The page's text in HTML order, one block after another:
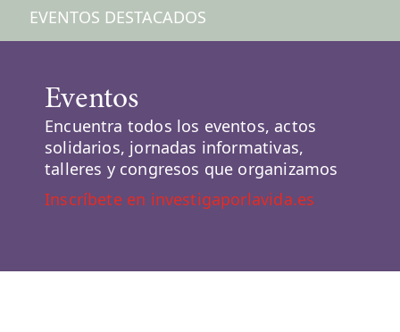
EVENTOS DESTACADOS
Eventos
Encuentra todos los eventos, actos
solidarios, jornadas informativas,
talleres y congresos que organizamos
Inscríbete en investigaporlavida.es